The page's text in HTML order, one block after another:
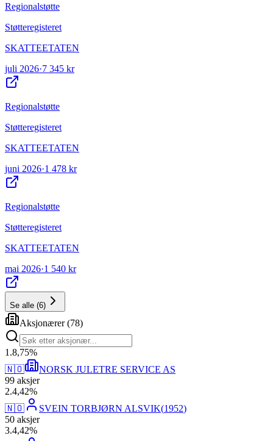
Regionalstøtte
Støtteregisteret
SKATTEETATEN
juli 2026·7 345 kr
Regionalstøtte
Støtteregisteret
SKATTEETATEN
juni 2026·1 478 kr
Regionalstøtte
Støtteregisteret
SKATTEETATEN
mai 2026·1 540 kr
Se alle (6)
Aksjonærer(78)
1 .8,75%
🇳🇴
NORSK JULETRE SERVICE AS
99 aksjer
2.4,42%
🇳🇴
SVEIN TORBJØRN ALSVIK(1952)
50 aksjer
3.4,42%